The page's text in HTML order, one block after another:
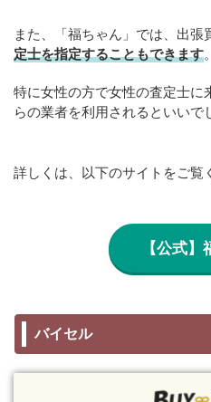
また、「福ちゃん」では、出張
定士を指定することもできます。
特に女性の方で女性の査定士に
らの業者を利用されるといいで
詳しくは、以下のサイトをご覧
【公式
バイセル